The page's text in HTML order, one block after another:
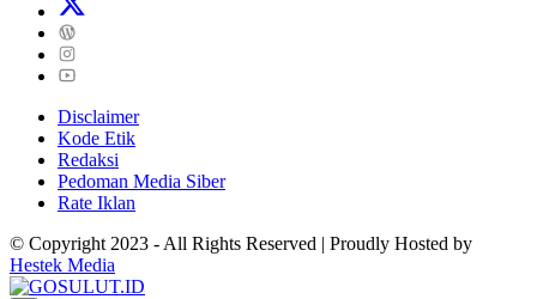
Disclaimer
Kode Etik
Redaksi
Pedoman Media Siber
Rate Iklan
© Copyright 2023 - All Rights Reserved | Proudly Hosted by
Hestek Media